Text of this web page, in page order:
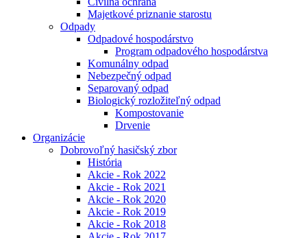
Majetkové priznanie starostu
Odpady
Odpadové hospodárstvo
Program odpadového hospodárstva
Komunálny odpad
Nebezpečný odpad
Separovaný odpad
Biologický rozložiteľný odpad
Kompostovanie
Drvenie
Organizácie
Dobrovoľný hasičský zbor
História
Akcie - Rok 2022
Akcie - Rok 2021
Akcie - Rok 2020
Akcie - Rok 2019
Akcie - Rok 2018